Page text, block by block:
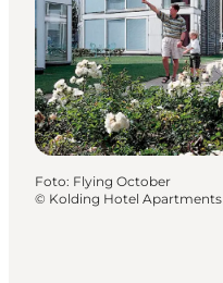
Foto: Flying October
© Kolding Hotel Apartments